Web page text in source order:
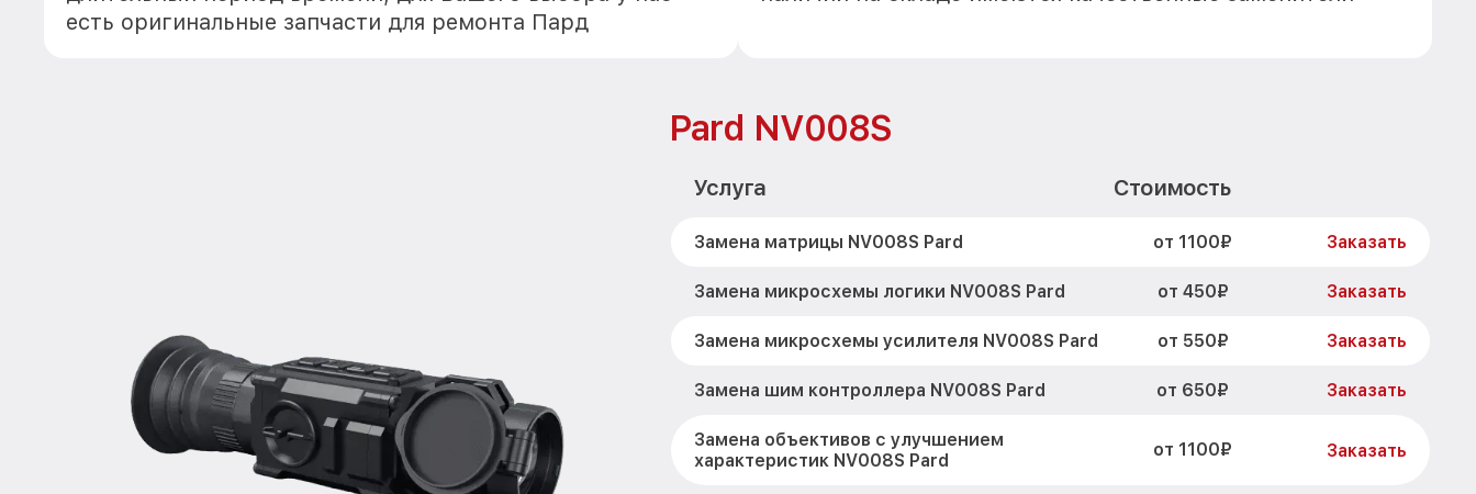
есть оригинальные запчасти для ремонта Пард
Pard NV008S
Услуга Стоимость
Замена матрицы NV008S Pard от 1100₽ Заказать
Замена микросхемы логики NV008S Pard от 450₽ Заказать
Замена микросхемы усилителя NV008S Pard от 550₽ Заказать
Замена шим контроллера NV008S Pard от 650₽ Заказать
Замена объективов с улучшением
характеристик NV008S Pard
от 1100₽ Заказать